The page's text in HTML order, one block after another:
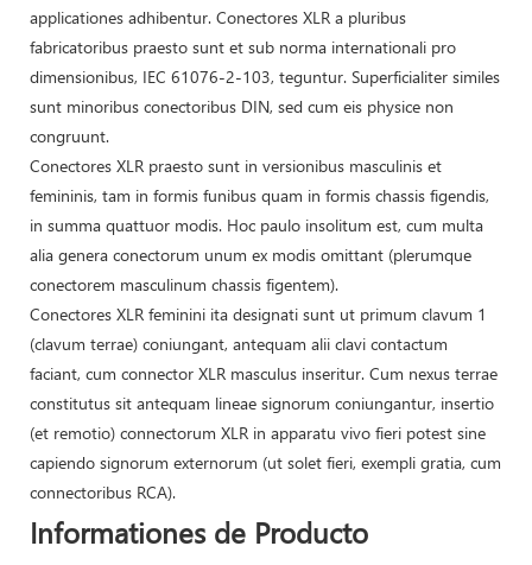
applicationes adhibentur. Conectores XLR a pluribus
fabricatoribus praesto sunt et sub norma internationali pro
dimensionibus, IEC 61076-2-103, teguntur. Superficialiter similes
sunt minoribus conectoribus DIN, sed cum eis physice non
congruunt.
Conectores XLR praesto sunt in versionibus masculinis et
femininis, tam in formis funibus quam in formis chassis figendis,
in summa quattuor modis. Hoc paulo insolitum est, cum multa
alia genera conectorum unum ex modis omittant (plerumque
conectorem masculinum chassis figentem).
Conectores XLR feminini ita designati sunt ut primum clavum 1
(clavum terrae) coniungant, antequam alii clavi contactum
faciant, cum connector XLR masculus inseritur. Cum nexus terrae
constitutus sit antequam lineae signorum coniungantur, insertio
(et remotio) connectorum XLR in apparatu vivo fieri potest sine
capiendo signorum externorum (ut solet fieri, exempli gratia, cum
connectoribus RCA).
Informationes de Producto